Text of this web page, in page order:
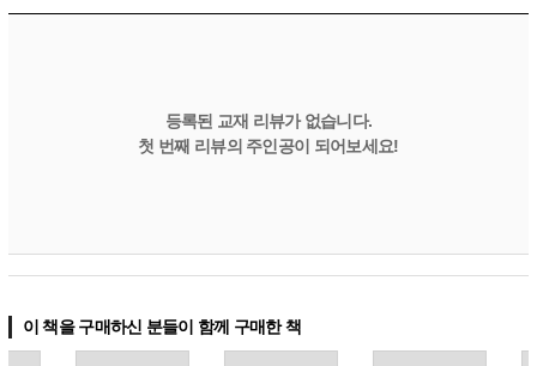
등록된 교재 리뷰가 없습니다.
첫 번째 리뷰의 주인공이 되어보세요!
이 책을 구매하신 분들이 함께 구매한 책